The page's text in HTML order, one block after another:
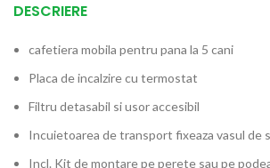
DESCRIERE
cafetiera mobila pentru pana la 5 cani
Placa de incalzire cu termostat
Filtru detasabil si usor accesibil
Incuietoarea de transport fixeaza vasul de
Incl. Kit de montare pe perete sau pe